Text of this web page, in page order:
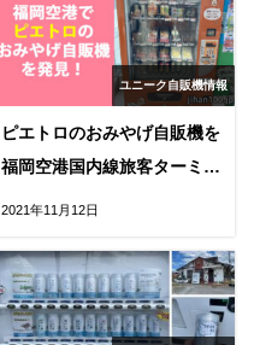
ユニーク自販機情報
ピエトロのおみやげ自販機を
福岡空港国内線旅客ターミナ
2021年11月12日